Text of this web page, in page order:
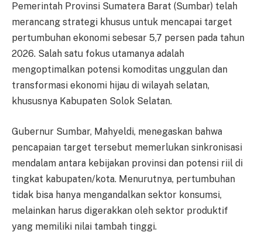
Pemerintah Provinsi Sumatera Barat (Sumbar) telah
merancang strategi khusus untuk mencapai target
pertumbuhan ekonomi sebesar 5,7 persen pada tahun
2026. Salah satu fokus utamanya adalah
mengoptimalkan potensi komoditas unggulan dan
transformasi ekonomi hijau di wilayah selatan,
khususnya Kabupaten Solok Selatan.
Gubernur Sumbar, Mahyeldi, menegaskan bahwa
pencapaian target tersebut memerlukan sinkronisasi
mendalam antara kebijakan provinsi dan potensi riil di
tingkat kabupaten/kota. Menurutnya, pertumbuhan
tidak bisa hanya mengandalkan sektor konsumsi,
melainkan harus digerakkan oleh sektor produktif
yang memiliki nilai tambah tinggi.